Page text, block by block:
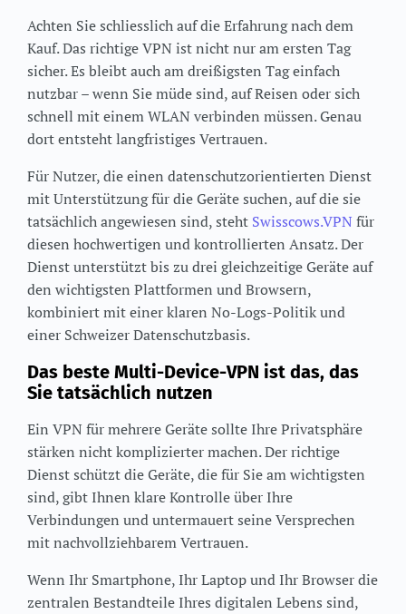
Achten Sie schliesslich auf die Erfahrung nach dem
Kauf. Das richtige VPN ist nicht nur am ersten Tag
sicher. Es bleibt auch am dreißigsten Tag einfach
nutzbar – wenn Sie müde sind, auf Reisen oder sich
schnell mit einem WLAN verbinden müssen. Genau
dort entsteht langfristiges Vertrauen.
Für Nutzer, die einen datenschutzorientierten Dienst
mit Unterstützung für die Geräte suchen, auf die sie
tatsächlich angewiesen sind, steht Swisscows.VPN für
diesen hochwertigen und kontrollierten Ansatz. Der
Dienst unterstützt bis zu drei gleichzeitige Geräte auf
den wichtigsten Plattformen und Browsern,
kombiniert mit einer klaren No-Logs-Politik und
einer Schweizer Datenschutzbasis.
Das beste Multi-Device-VPN ist das, das
Sie tatsächlich nutzen
Ein VPN für mehrere Geräte sollte Ihre Privatsphäre
stärken nicht komplizierter machen. Der richtige
Dienst schützt die Geräte, die für Sie am wichtigsten
sind, gibt Ihnen klare Kontrolle über Ihre
Verbindungen und untermauert seine Versprechen
mit nachvollziehbarem Vertrauen.
Wenn Ihr Smartphone, Ihr Laptop und Ihr Browser die
zentralen Bestandteile Ihres digitalen Lebens sind,